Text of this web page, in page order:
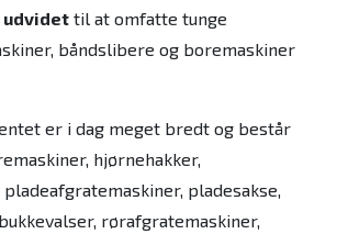
til at omfatte tunge
båndslibere og boremaskiner
er i dag meget bredt og består
hjørnehakker,
pladesakse,
rørafgratemaskiner,